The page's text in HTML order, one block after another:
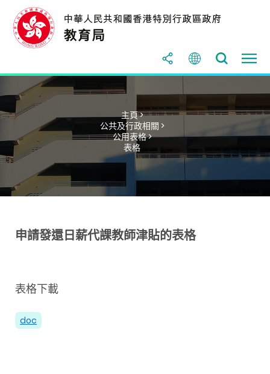
主頁 >
公共及行政相關 >
公用表格 >
表格
申請發還日薪代課教師津貼的表格
表格下載
doc